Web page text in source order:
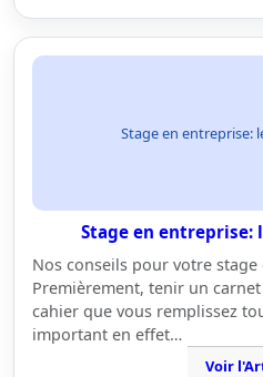
Stage en entreprise:
Stage en entreprise:
Nos conseils pour votre
Premièrement, tenir un carnet
cahier que vous remplissez
important en effet…
Voir